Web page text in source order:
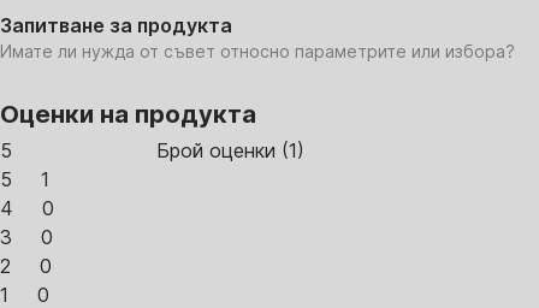
Запитване за продукта
Имате ли нужда от съвет относно параметрите или избора?
Оценки на продукта
5 Брой оценки (1)
5
1
4
0
3
0
2
0
1
0